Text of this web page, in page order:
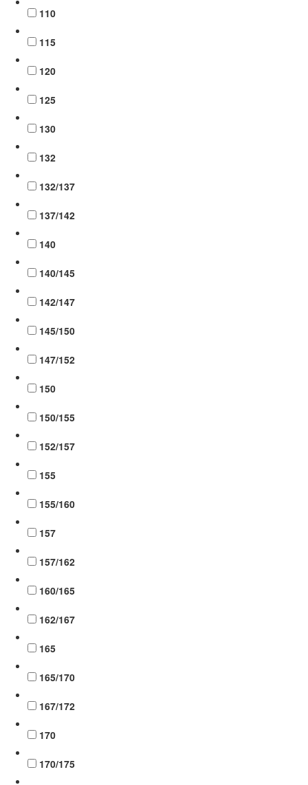
110
115
120
125
130
132
132/137
137/142
140
140/145
142/147
145/150
147/152
150
150/155
152/157
155
155/160
157
157/162
160/165
162/167
165
165/170
167/172
170
170/175